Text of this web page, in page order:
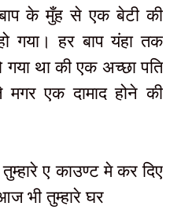
के मुँह से एक बेटी की
गया। हर बाप यंहा तक
था की एक अच्छा पति
मगर एक दामाद होने की
ए काउण्ट मे कर दिए
भी तुम्हारे घर